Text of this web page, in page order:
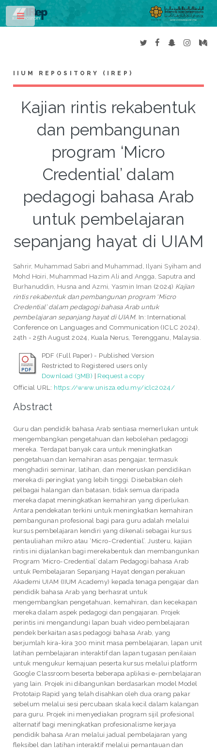
IIUM REPOSITORY (IREP)
Kajian rintis rekabentuk
dan pembangunan
program ‘Micro
Credential’ dalam
pedagogi bahasa Arab
untuk pembelajaran
sepanjang hayat di UIAM
Sahrir, Muhammad Sabri and Muhammad, Ilyani Syiham and
Mohd Hoiri, Muhammad Hazim Ali and Angga, Saputra and
Burhanuddin, Husna and Azmi, Yasmin Iman (2024) Kajian
rintis rekabentuk dan pembangunan program ‘Micro
Credential’ dalam pedagogi bahasa Arab untuk
pembelajaran sepanjang hayat di UIAM. In: International
Conference on Languages and Communication (ICLC 2024),
24th - 25th August 2024, Kuala Nerus, Terengganu, Malaysia.
PDF (Full Paper) - Published Version
Restricted to Registered users only
Download (3MB) | Request a copy
Official URL: https://www.unisza.edu.my/iclc2024/
Abstract
Guru dan pendidik bahasa Arab sentiasa memerlukan untuk
mengembangkan pengetahuan dan kebolehan pedagogi
mereka. Terdapat banyak cara untuk meningkatkan
pengetahuan dan kemahiran asas pengajar, termasuk
menghadiri seminar, latihan, dan meneruskan pendidikan
mereka di peringkat yang lebih tinggi. Disebabkan oleh
pelbagai halangan dan batasan, tidak semua daripada
mereka dapat meningkatkan kemahiran yang diperlukan.
Antara pendekatan terkini untuk meningkatkan kemahiran
pembangunan profesional bagi para guru adalah melalui
kursus pembelajaran kendiri yang dikenali sebagai kursus
pentauliahan mikro atau ‘Micro-Credential’. Justeru, kajian
rintis ini dijalankan bagi merekabentuk dan membangunkan
Program ‘Micro-Credential’ dalam Pedagogi bahasa Arab
untuk Pembelajaran Sepanjang Hayat dengan perakuan
Akademi UIAM (IIUM Academy) kepada tenaga pengajar dan
pendidik bahasa Arab yang berhasrat untuk
mengembangkan pengetahuan, kemahiran, dan kecekapan
mereka dalam aspek pedagogi dan pengajaran. Projek
perintis ini mengandungi lapan buah video pembelajaran
pendek berkaitan asas pedagogi bahasa Arab, yang
berjumlah kira-kira 300 minit masa pembelajaran, lapan unit
latihan pembelajaran interaktif dan lapan tugasan penilaian
untuk mengukur kemajuan peserta kursus melalui platform
Google Classroom beserta beberapa aplikasi e-pembelajaran
yang lain. Projek ini dibangunkan berdasarkan model Model
Prototaip Rapid yang telah disahkan oleh dua orang pakar
sebelum melalui sesi percubaan skala kecil dalam kalangan
para guru. Projek ini menyediakan program sijil profesional
alternatif bagi meningkatkan profesionalisme kerjaya
pendidik bahasa Aran melalui jadual pembelajaran yang
fleksibel dan latihan interaktif melalui pemantauan dan
Toggle